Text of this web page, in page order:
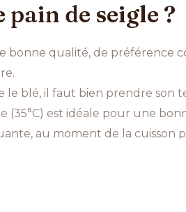
de seigle ?
bonne qualité, de préférence
blé, il faut bien prendre son
est idéale pour une
au moment de la cuisson